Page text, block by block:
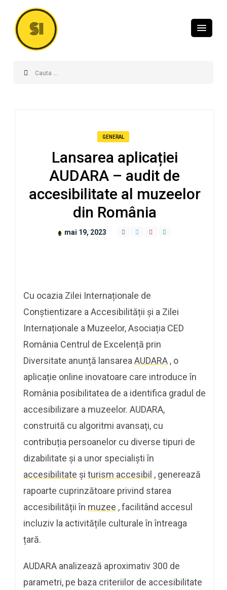
SI
GENERAL
Lansarea aplicației
AUDARA – audit de
accesibilitate al muzeelor
din România
mai 19, 2023
Cu ocazia Zilei Internaționale de
Conștientizare a Accesibilității și a Zilei
Internaționale a Muzeelor, Asociația CED
România Centrul de Excelență prin
Diversitate anunță lansarea AUDARA , o
aplicație online inovatoare care introduce în
România posibilitatea de a identifica gradul de
accesibilizare a muzeelor. AUDARA,
construită cu algoritmi avansați, cu
contribuția persoanelor cu diverse tipuri de
dizabilitate și a unor specialiști în
accesibilitate și turism accesibil , generează
rapoarte cuprinzătoare privind starea
accesibilității în muzee , facilitând accesul
incluziv la activitățile culturale în întreaga
țară.
AUDARA analizează aproximativ 300 de
parametri, pe baza criteriilor de accesibilitate